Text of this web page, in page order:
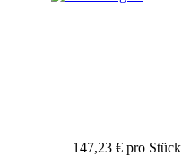
147,23 € pro Stück